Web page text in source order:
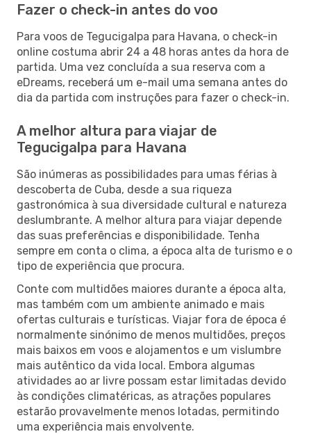
Fazer o check-in antes do voo
Para voos de Tegucigalpa para Havana, o check-in
online costuma abrir 24 a 48 horas antes da hora de
partida. Uma vez concluída a sua reserva com a
eDreams, receberá um e-mail uma semana antes do
dia da partida com instruções para fazer o check-in.
A melhor altura para viajar de
Tegucigalpa para Havana
São inúmeras as possibilidades para umas férias à
descoberta de Cuba, desde a sua riqueza
gastronómica à sua diversidade cultural e natureza
deslumbrante. A melhor altura para viajar depende
das suas preferências e disponibilidade. Tenha
sempre em conta o clima, a época alta de turismo e o
tipo de experiência que procura.
Conte com multidões maiores durante a época alta,
mas também com um ambiente animado e mais
ofertas culturais e turísticas. Viajar fora de época é
normalmente sinónimo de menos multidões, preços
mais baixos em voos e alojamentos e um vislumbre
mais autêntico da vida local. Embora algumas
atividades ao ar livre possam estar limitadas devido
às condições climatéricas, as atrações populares
estarão provavelmente menos lotadas, permitindo
uma experiência mais envolvente.